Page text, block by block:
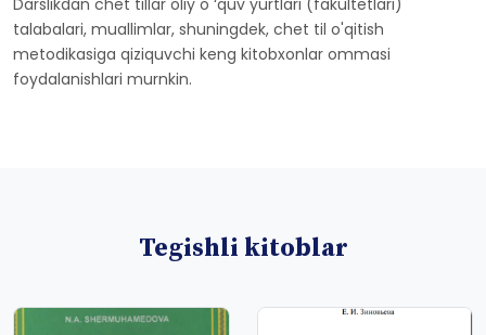
Darslikdan chet tillar oliy o ‘quv yurtlari (fakultetlari)
talabalari, muallimlar, shuningdek, chet til o'qitish
metodikasiga qiziquvchi keng kitobxonlar ommasi
foydalanishlari murnkin.
Tegishli kitoblar